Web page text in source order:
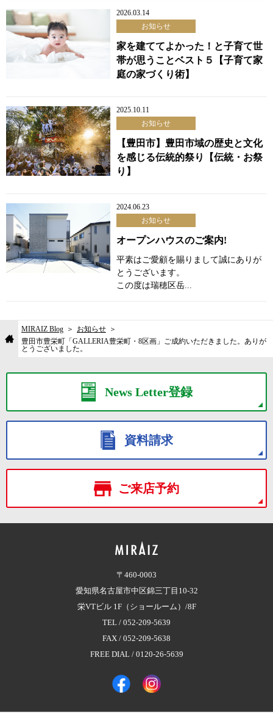
2026.03.14
お知らせ
家を建ててよかった！と子育て世
帯が思うことベスト５【子育て家
庭の家づくり術】
2025.10.11
お知らせ
【豊田市】豊田市域の歴史と文化
を感じる伝統的祭り【伝統・お祭
り】
2024.06.23
お知らせ
オープンハウスのご案内!
平素はご愛顧を賜りまして誠にありが
とうございます。
この度は瑞穂区岳...
MIRAIZ Blog
お知らせ
豊田市豊栄町「GALLERIA豊栄町・8区画」ご成約いただきました。ありが
とうございました。
News Letter登録
資料請求
ご来店予約
〒460-0003
愛知県名古屋市中区錦三丁目10-32
栄VTビル 1F（ショールーム）/8F
TEL / 052-209-5639
FAX / 052-209-5638
FREE DIAL / 0120-26-5639